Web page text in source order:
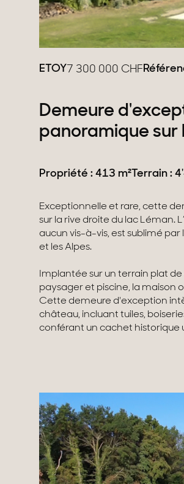
ETOY 7 300 000 CHF
Demeure
panoramique sur
Propriété : 413 m²Terrain :
Exceptionnelle et rare, cette
sur la rive droite du lac Léman.
aucun vis-à-vis, est sublimé
et les Alpes.
Implantée sur un terrain plat
paysager et piscine, la maison
Cette demeure d'exception
château, incluant tuiles,
conférant un cachet historique